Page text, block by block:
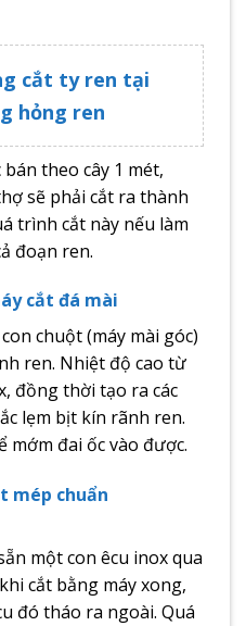
cắt ty ren tại
hỏng ren
theo cây 1 mét,
sẽ phải cắt ra thành
trình cắt này nếu làm
đoạn ren.
cắt đá mài
chuột (máy mài góc)
ren. Nhiệt độ cao từ
đồng thời tạo ra các
lẹm bịt kín rãnh ren.
mớm đai ốc vào được.
mép chuẩn
một con êcu inox qua
cắt bằng máy xong,
đó tháo ra ngoài. Quá